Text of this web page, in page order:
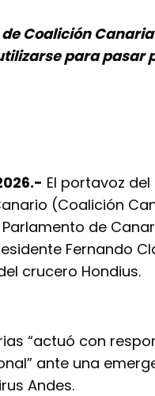
Coalición
para pasar
El portavoz
(Coalición
de
Fernando
crucero Hondius.
“actuó con
ante una
Andes.